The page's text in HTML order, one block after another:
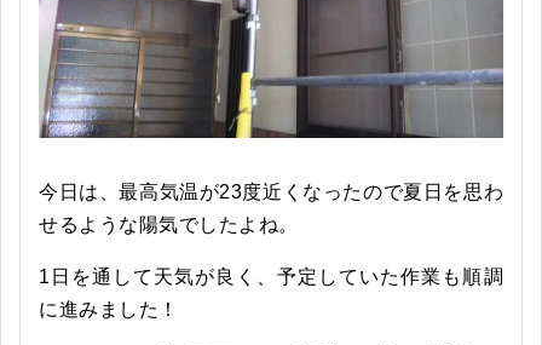
今日は、最高気温が23度近くなったので夏日を思わ
せるような陽気でしたよね。
1日を通して天気が良く、予定していた作業も順調
に進みました！